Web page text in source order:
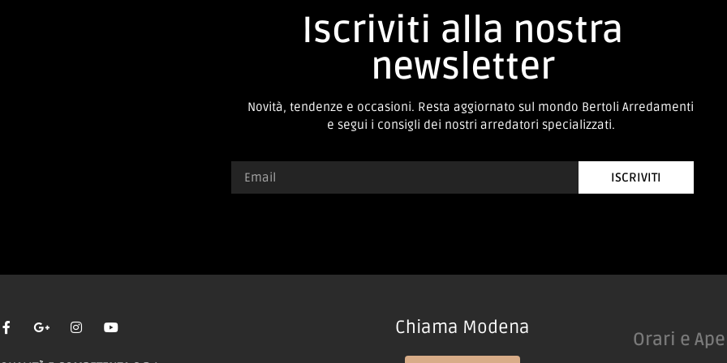
Iscriviti alla nostra
newsletter
Novità, tendenze e occasioni. Resta aggiornato sul mondo Bertoli Arredamenti
e segui i consigli dei nostri arredatori specializzati.
ISCRIVITI
Chiama Modena
Orari e